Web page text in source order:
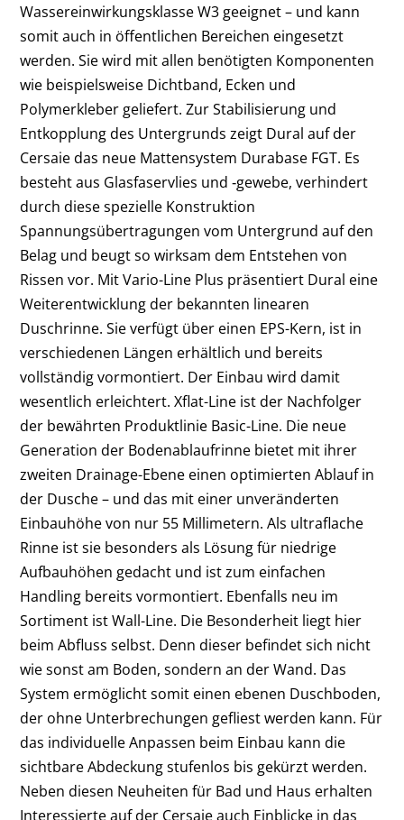
Wassereinwirkungsklasse W3 geeignet – und kann
somit auch in öffentlichen Bereichen eingesetzt
werden. Sie wird mit allen benötigten Komponenten
wie beispielsweise Dichtband, Ecken und
Polymerkleber geliefert. Zur Stabilisierung und
Entkopplung des Untergrunds zeigt Dural auf der
Cersaie das neue Mattensystem Durabase FGT. Es
besteht aus Glasfaservlies und ‑gewebe, verhindert
durch diese spezielle Konstruktion
Spannungsübertragungen vom Untergrund auf den
Belag und beugt so wirksam dem Entstehen von
Rissen vor. Mit Vario-Line Plus präsentiert Dural eine
Weiterentwicklung der bekannten linearen
Duschrinne. Sie verfügt über einen EPS-Kern, ist in
verschiedenen Längen erhältlich und bereits
vollständig vormontiert. Der Einbau wird damit
wesentlich erleichtert. Xflat-Line ist der Nachfolger
der bewährten Produktlinie Basic-Line. Die neue
Generation der Bodenablaufrinne bietet mit ihrer
zweiten Drainage-Ebene einen optimierten Ablauf in
der Dusche – und das mit einer unveränderten
Einbauhöhe von nur 55 Millimetern. Als ultraflache
Rinne ist sie besonders als Lösung für niedrige
Aufbauhöhen gedacht und ist zum einfachen
Handling bereits vormontiert. Ebenfalls neu im
Sortiment ist Wall-Line. Die Besonderheit liegt hier
beim Abfluss selbst. Denn dieser befindet sich nicht
wie sonst am Boden, sondern an der Wand. Das
System ermöglicht somit einen ebenen Duschboden,
der ohne Unterbrechungen gefliest werden kann. Für
das individuelle Anpassen beim Einbau kann die
sichtbare Abdeckung stufenlos bis gekürzt werden.
Neben diesen Neuheiten für Bad und Haus erhalten
Interessierte auf der Cersaie auch Einblicke in das